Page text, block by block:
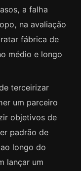
a falha
na avaliação
fábrica de
médio e longo
terceirizar
um parceiro
objetivos de
padrão de
longo do
lançar um